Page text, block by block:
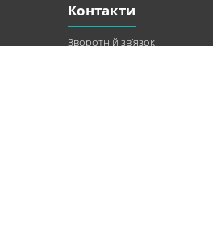
Контакти
Зворотній зв’язок